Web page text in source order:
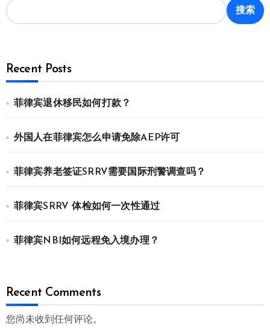
搜索
Recent Posts
菲律宾退休移民如何打款？
外国人在菲律宾怎么申请免除AEP许可
菲律宾养老签证SRRV需要国际刑警调查吗？
菲律宾SRRV 体检如何一次性通过
菲律宾NBI如何远程免入境办理？
Recent Comments
您尚未收到任何评论。